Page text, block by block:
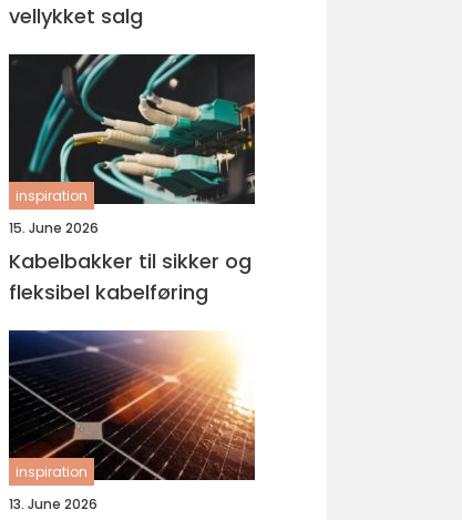
vellykket salg
inspiration
15. June 2026
Kabelbakker til sikker og
fleksibel kabelføring
inspiration
13. June 2026